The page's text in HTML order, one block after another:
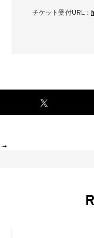
チケット受付URL：
-->